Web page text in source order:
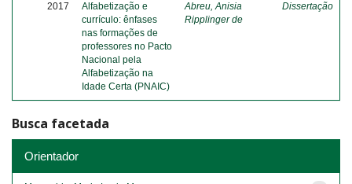
2017
Alfabetização e
currículo: ênfases
nas formações de
professores no Pacto
Nacional pela
Alfabetização na
Idade Certa (PNAIC)
Abreu, Anisia
Ripplinger de
Dissertação
Busca facetada
Orientador